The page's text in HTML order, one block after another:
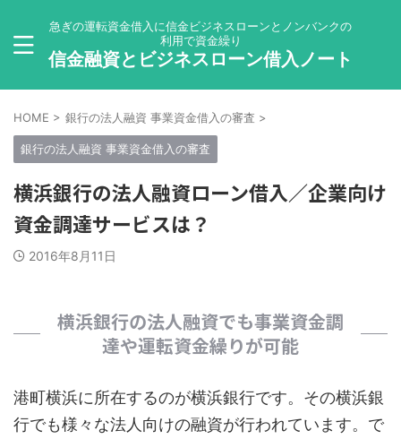
急ぎの運転資金借入に信金ビジネスローンとノンバンクの
利用で資金繰り
信金融資とビジネスローン借入ノート
HOME > 銀行の法人融資 事業資金借入の審査 >
銀行の法人融資 事業資金借入の審査
横浜銀行の法人融資ローン借入／企業向け
資金調達サービスは？
2016年8月11日
横浜銀行の法人融資でも事業資金調
達や運転資金繰りが可能
港町横浜に所在するのが横浜銀行です。その横浜銀
行でも様々な法人向けの融資が行われています。で